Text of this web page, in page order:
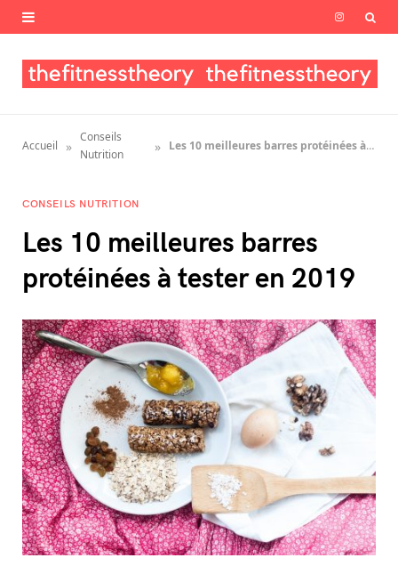
I
s
a
m
Accueil »
Conseils
Nutrition
» Les 10 meilleures barres protéinées à tester en 2019
CONSEILS NUTRITION
Les 10 meilleures barres
protéinées à tester en 2019